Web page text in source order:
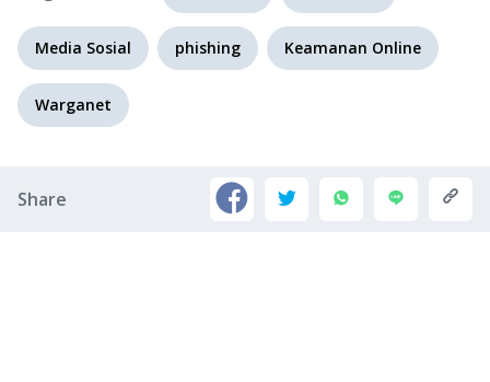
Media Sosial phishing Keamanan Online
Warganet
Share